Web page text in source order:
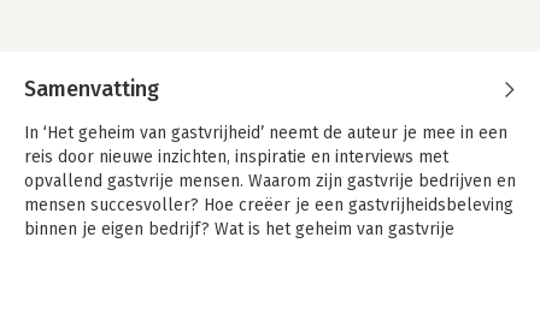
Samenvatting
In ‘Het geheim van gastvrijheid’ neemt de auteur je mee in een
reis door nieuwe inzichten, inspiratie en interviews met
opvallend gastvrije mensen. Waarom zijn gastvrije bedrijven en
mensen succesvoller? Hoe creëer je een gastvrijheidsbeleving
binnen je eigen bedrijf? Wat is het geheim van gastvrije